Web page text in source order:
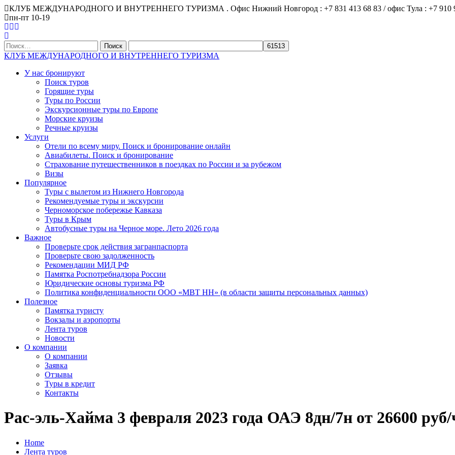
КЛУБ МЕЖДУНАРОДНОГО И ВНУТРЕННЕГО ТУРИЗМА . Офис Нижний Новгород : +7 831 413 68 83 / офис Тула : +7 910
пн-пт 10-19
Найти:
КЛУБ МЕЖДУНАРОДНОГО И ВНУТРЕННЕГО ТУРИЗМА
У нас бронируют
Поиск туров
Горящие туры
Туры по России
Экскурсионные туры по Европе
Морские круизы
Речные круизы
Услуги
Отели по всему миру. Поиск и бронирование онлайн
Авиабилеты. Поиск и бронирование
Страхование путешественников в поездках по России и за рубежом
Визы
Популярное
Туры с вылетом из Нижнего Новгорода
Рекомендуемые туры и экскурсии
Черноморское побережье Кавказа
Туры в Крым
Автобусные туры на Черное море. Лето 2026 года
Важное
Проверьте срок действия загранпаспорта
Проверьте свою задолженность
Рекомендации МИД РФ
Памятка Роспотребнадзора России
Юридические основы туризма РФ
Политика конфиденциальности ООО «МВТ НН» (в области защиты персональных данных)
Полезное
Памятка туристу
Вокзалы и аэропорты
Лента туров
Новости
О компании
О компании
Заявка
Отзывы
Туры в кредит
Контакты
Рас-эль-Хайма 3 февраля 2023 года ОАЭ 8дн/7н от 26600 руб/
Home
Лента туров